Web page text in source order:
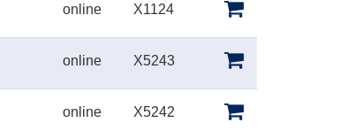
online X1124
online X5243
online X5242